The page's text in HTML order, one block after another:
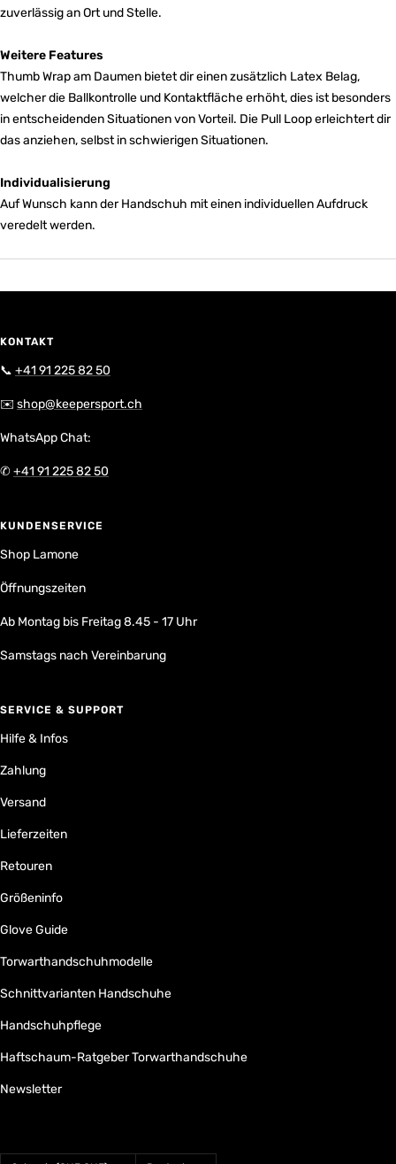
zuverlässig an Ort und Stelle.
Weitere Features
Thumb Wrap am Daumen bietet dir einen zusätzlich Latex Belag,
welcher die Ballkontrolle und Kontaktfläche erhöht, dies ist besonders
in entscheidenden Situationen von Vorteil. Die Pull Loop erleichtert dir
das anziehen, selbst in schwierigen Situationen.
Individualisierung
Auf Wunsch kann der Handschuh mit einen individuellen Aufdruck
veredelt werden.
KONTAKT
📞 +41 91 225 82 50
✉️ shop@keepersport.ch
WhatsApp Chat:
✆+41 91 225 82 50
KUNDENSERVICE
Shop Lamone
Öffnungszeiten
Ab Montag bis Freitag 8.45 - 17 Uhr
Samstags nach Vereinbarung
SERVICE & SUPPORT
Hilfe & Infos
Zahlung
Versand
Lieferzeiten
Retouren
Größeninfo
Glove Guide
Torwarthandschuhmodelle
Schnittvarianten Handschuhe
Handschuhpflege
Haftschaum-Ratgeber Torwarthandschuhe
Newsletter